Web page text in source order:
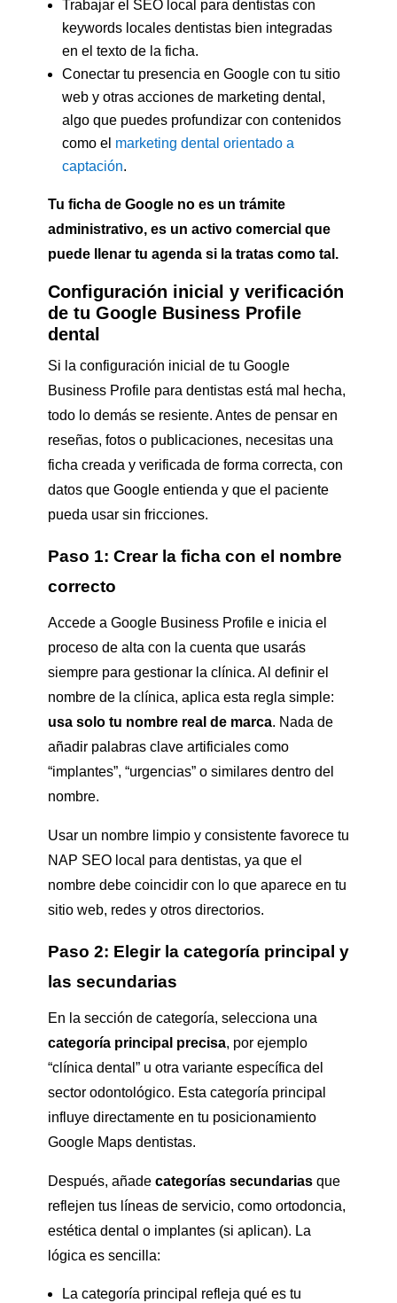
Trabajar el SEO local para dentistas con
keywords locales dentistas bien integradas
en el texto de la ficha.
Conectar tu presencia en Google con tu sitio
web y otras acciones de marketing dental,
algo que puedes profundizar con contenidos
como el marketing dental orientado a
captación.
Tu ficha de Google no es un trámite
administrativo, es un activo comercial que
puede llenar tu agenda si la tratas como tal.
Configuración inicial y verificación
de tu Google Business Profile
dental
Si la configuración inicial de tu Google
Business Profile para dentistas está mal hecha,
todo lo demás se resiente. Antes de pensar en
reseñas, fotos o publicaciones, necesitas una
ficha creada y verificada de forma correcta, con
datos que Google entienda y que el paciente
pueda usar sin fricciones.
Paso 1: Crear la ficha con el nombre
correcto
Accede a Google Business Profile e inicia el
proceso de alta con la cuenta que usarás
siempre para gestionar la clínica. Al definir el
nombre de la clínica, aplica esta regla simple:
usa solo tu nombre real de marca. Nada de
añadir palabras clave artificiales como
“implantes”, “urgencias” o similares dentro del
nombre.
Usar un nombre limpio y consistente favorece tu
NAP SEO local para dentistas, ya que el
nombre debe coincidir con lo que aparece en tu
sitio web, redes y otros directorios.
Paso 2: Elegir la categoría principal y
las secundarias
En la sección de categoría, selecciona una
categoría principal precisa, por ejemplo
“clínica dental” u otra variante específica del
sector odontológico. Esta categoría principal
influye directamente en tu posicionamiento
Google Maps dentistas.
Después, añade categorías secundariasque
reflejen tus líneas de servicio, como ortodoncia,
estética dental o implantes (si aplican). La
lógica es sencilla:
La categoría principal refleja qué es tu